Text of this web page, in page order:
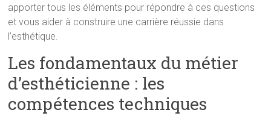
apporter tous les éléments pour répondre à ces questions
et vous aider à construire une carrière réussie dans
l’esthétique.
Les fondamentaux du métier
d’esthéticienne : les
compétences techniques